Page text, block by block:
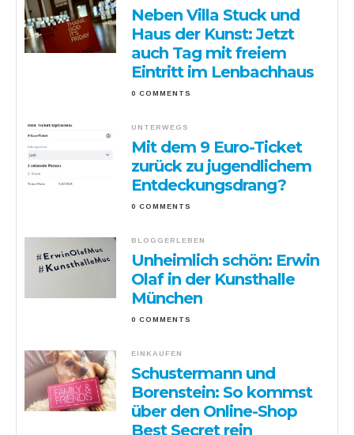
Neben Villa Stuck und
Haus der Kunst: Jetzt
auch Tag mit freiem
Eintritt im Lenbachhaus
0 COMMENTS
UNTERWEGS
Mit dem 9 Euro-Ticket
zurück zu jugendlichem
Entdeckungsdrang?
0 COMMENTS
BLOGGERLEBEN
Unheimlich schön: Erwin
Olaf in der Kunsthalle
München
0 COMMENTS
EINKAUFEN
Schustermann und
Borenstein: So kommst
über den Online-Shop
Best Secret rein